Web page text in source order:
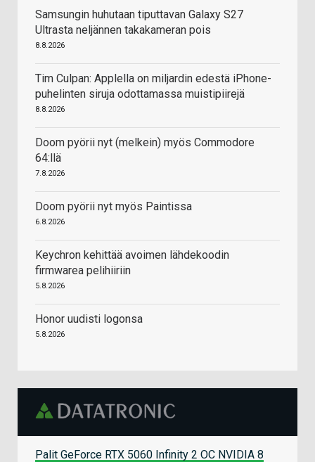
Samsungin huhutaan tiputtavan Galaxy S27
Ultrasta neljännen takakameran pois
8.8.2026
Tim Culpan: Applella on miljardin edestä iPhone-
puhelinten siruja odottamassa muistipiirejä
8.8.2026
Doom pyörii nyt (melkein) myös Commodore
64:llä
7.8.2026
Doom pyörii nyt myös Paintissa
6.8.2026
Keychron kehittää avoimen lähdekoodin
firmwarea pelihiiriin
5.8.2026
Honor uudisti logonsa
5.8.2026
Palit GeForce RTX 5060 Infinity 2 OC NVIDIA 8